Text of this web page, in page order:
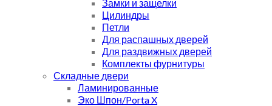
Замки и защелки
Цилиндры
Петли
Для распашных дверей
Для раздвижных дверей
Комплекты фурнитуры
Складные двери
Ламинированные
Эко Шпон/Porta X